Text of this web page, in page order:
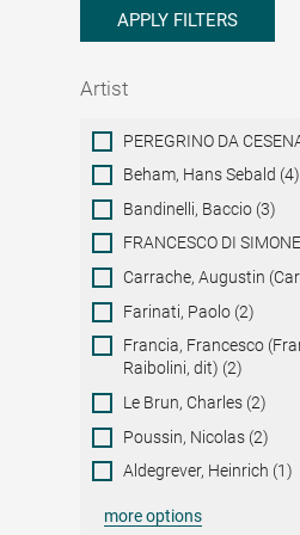
APPLY FILTERS
Artist
ArtistPEREGRINO DA
Beham, Hans Sebald (4)
Bandinelli, Baccio (3)
FRANCESCO DI
Carrache, Augustin
Farinati, Paolo (2)
Francia, Francesco
Raibolini, dit) (2)
Le Brun, Charles (2)
Poussin, Nicolas (2)
Aldegrever, Heinrich (1)
more options